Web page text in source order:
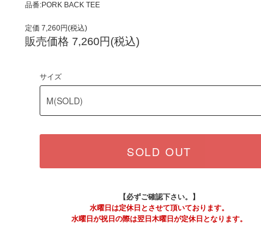
品番:PORK BACK TEE
定価 7,260円(税込)
販売価格 7,260円(税込)
サイズ
SOLD OUT
【必ずご確認下さい。】
水曜日は定休日とさせて頂いております。
水曜日が祝日の際は翌日木曜日が定休日となります。